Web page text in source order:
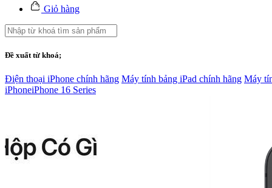
Giỏ hàng
Đề xuất từ khoá;
Điện thoại iPhone chính hãng Máy tính bảng iPad chính hãng Máy
iPhoneiPhone 16 Series